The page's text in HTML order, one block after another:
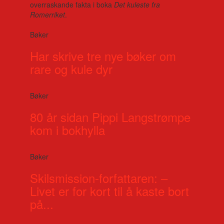
overraskande fakta i boka Det kuleste fra
Romerriket.
Bøker
Har skrive tre nye bøker om
rare og kule dyr
Bøker
80 år sidan Pippi Langstrømpe
kom i bokhylla
Bøker
Skilsmission-forfattaren: –
Livet er for kort til å kaste bort
på...